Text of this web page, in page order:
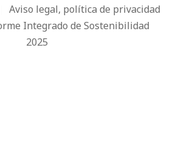
Aviso legal, política de privacidad
Integrado de Sostenibilidad
2025